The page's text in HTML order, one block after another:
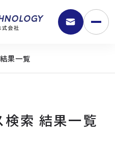
果一覧
索 結果一覧